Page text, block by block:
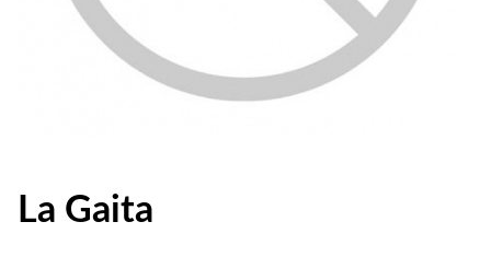
La Gaita